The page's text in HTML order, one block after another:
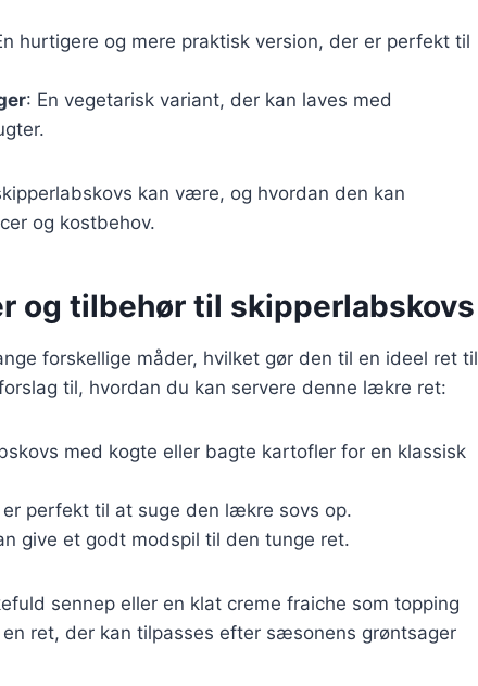
hurtigere og mere praktisk version, der er perfekt til
: En vegetarisk variant, der kan laves med
kan være, og hvordan den kan
og kostbehov.
og tilbehør til skipperlabskovs
forskellige måder, hvilket gør den til en ideel ret til
til, hvordan du kan servere denne lækre ret:
med kogte eller bagte kartofler for en klassisk
er perfekt til at suge den lækre sovs op.
give et godt modspil til den tunge ret.
sennep eller en klat creme fraiche som topping
ret, der kan tilpasses efter sæsonens grøntsager